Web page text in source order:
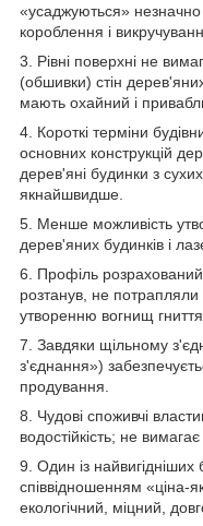
«усаджуються»
короблення і
3. Рівні поверхні не
(обшивки) стін
мають охайний і
4. Короткі терміни
основних конструкцій
дерев'яні будинки з
якнайшвидше.
5. Менше можливість
дерев'яних будинків і
6. Профіль
розтанув, не
утворенню вогнищ гниття.
7. Завдяки щільному
з'єднання»)
продування.
8. Чудові споживчі
водостійкість; не вимагає
9. Один із найвигідніших
співвідношенням «ціна-
екологічний, міцний,